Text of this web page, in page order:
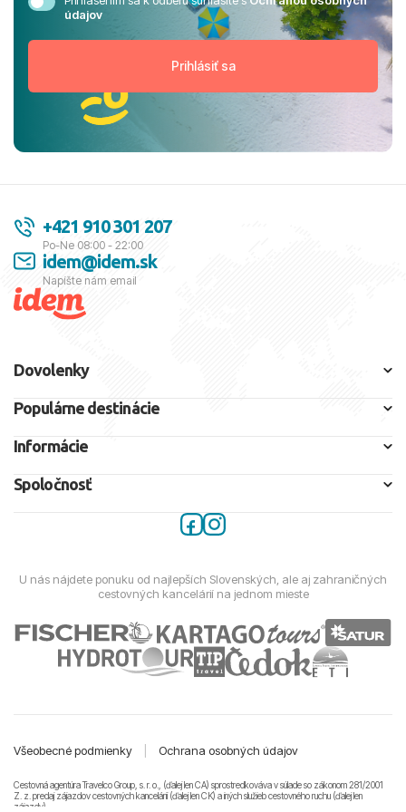
údajov
+421 910 301 207
Po-Ne 08:00 - 22:00
idem@idem.sk
Napíšte nám email
Dovolenky
Populárne destinácie
Informácie
Spoločnosť
U nás nájdete ponuku od najlepších Slovenských, ale aj zahraničných
cestovných kancelárií na jednom mieste
Všeobecné podmienky Ochrana osobných údajov
Cestovná agentúra Travelco Group, s. r. o., (ďalej len CA) sprostredkováva v súlade so zákonom 281/2001
Z. z. predaj zájazdov cestovných kancelárii (ďalej len CK) a iných služieb cestovného ruchu (ďalej len
zájazdy).